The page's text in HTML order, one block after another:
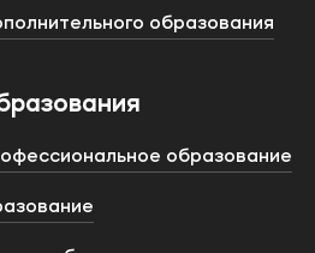
образования
образование